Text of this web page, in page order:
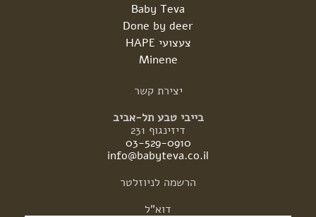
Baby Teva
Done by deer
צעצועי HAPE
Minene
יצירת קשר
בייבי טבע תל-אביב
דיזינגוף 231
03-529-0910
info@babyteva.co.il
הרשמה לניוזלטר
דוא"ל